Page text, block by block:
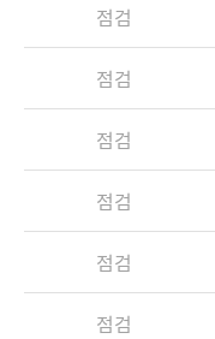
점검
점검
점검
점검
점검
점검